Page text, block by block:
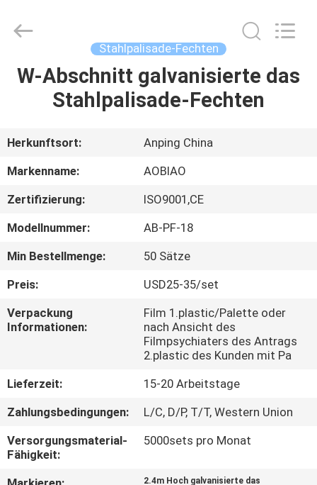
HAUS
ÜBER
UNS
FABRIK-
AUSFLUG
QUALITÄTSKONTROLLE
SIE
UNS
IN
Aobiao
Reserved.
Developed
ECER
Stahlpalisade-Fechten
W-Abschnitt galvanisierte das
Stahlpalisade-Fechten
Herkunftsort:
Anping China
Markenname:
AOBIAO
Zertifizierung:
ISO9001,CE
Modellnummer:
AB-PF-18
Min Bestellmenge:
50 Sätze
Preis:
USD25-35/set
Verpackung
Informationen:
Film 1.plastic/Palette oder
nach Ansicht des
Filmpsychiaters des Antrags
2.plastic des Kunden mit Pa
Lieferzeit:
15-20 Arbeitstage
Zahlungsbedingungen:
L/C, D/P, T/T, Western Union
Versorgungsmaterial-
Fähigkeit:
5000sets pro Monat
2.4m Hoch galvanisierte das